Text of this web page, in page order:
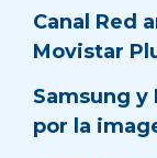
Canal Red
Movistar
Samsung y
por la